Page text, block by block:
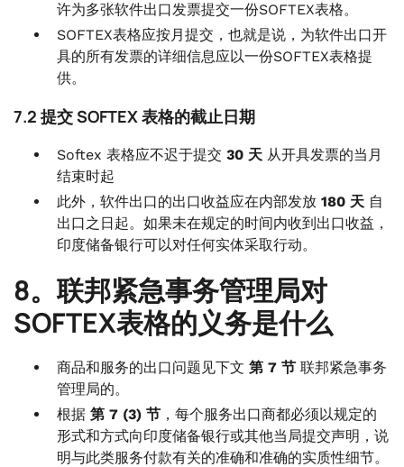
许为多张软件出口发票提交一份SOFTEX表格。
SOFTEX表格应按月提交，也就是说，为软件出口开
具的所有发票的详细信息应以一份SOFTEX表格提
供。
7.2 提交 SOFTEX 表格的截止日期
Softex 表格应不迟于提交 30 天 从开具发票的当月
结束时起
此外，软件出口的出口收益应在内部发放 180 天 自
出口之日起。如果未在规定的时间内收到出口收益，
印度储备银行可以对任何实体采取行动。
8。联邦紧急事务管理局对
SOFTEX表格的义务是什么
商品和服务的出口问题见下文 第 7 节 联邦紧急事务
管理局的。
根据 第 7 (3) 节 ，每个服务出口商都必须以规定的
形式和方式向印度储备银行或其他当局提交声明，说
明与此类服务付款有关的准确和准确的实质性细节。